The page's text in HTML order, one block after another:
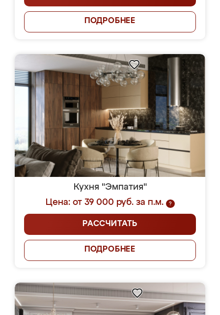
ПОДРОБНЕЕ
Кухня "Эмпатия"
Цена: от 39 000 руб. за п.м.
?
РАССЧИТАТЬ
ПОДРОБНЕЕ